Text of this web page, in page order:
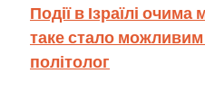
Події в Ізраїлі
таке стало можливим
політолог